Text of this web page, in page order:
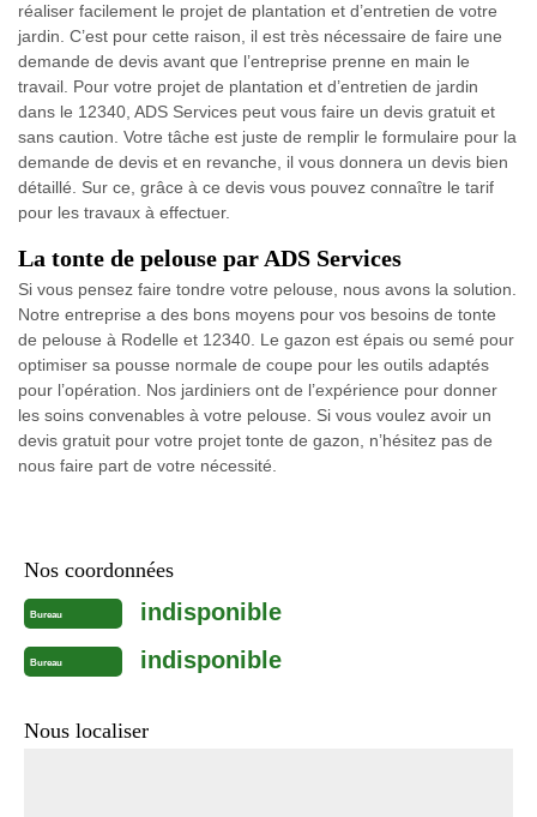
réaliser facilement le projet de plantation et d’entretien de votre
jardin. C’est pour cette raison, il est très nécessaire de faire une
demande de devis avant que l’entreprise prenne en main le
travail. Pour votre projet de plantation et d’entretien de jardin
dans le 12340, ADS Services peut vous faire un devis gratuit et
sans caution. Votre tâche est juste de remplir le formulaire pour la
demande de devis et en revanche, il vous donnera un devis bien
détaillé. Sur ce, grâce à ce devis vous pouvez connaître le tarif
pour les travaux à effectuer.
La tonte de pelouse par ADS Services
Si vous pensez faire tondre votre pelouse, nous avons la solution.
Notre entreprise a des bons moyens pour vos besoins de tonte
de pelouse à Rodelle et 12340. Le gazon est épais ou semé pour
optimiser sa pousse normale de coupe pour les outils adaptés
pour l’opération. Nos jardiniers ont de l’expérience pour donner
les soins convenables à votre pelouse. Si vous voulez avoir un
devis gratuit pour votre projet tonte de gazon, n’hésitez pas de
nous faire part de votre nécessité.
Nos coordonnées
Bureau indisponible
Bureau indisponible
Nous localiser